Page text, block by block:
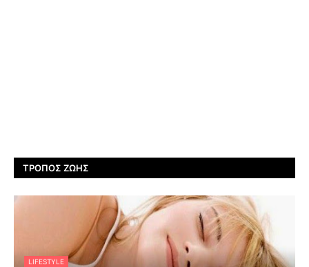
ΤΡΌΠΟΣ ΖΩΉΣ
LIFESTYLE